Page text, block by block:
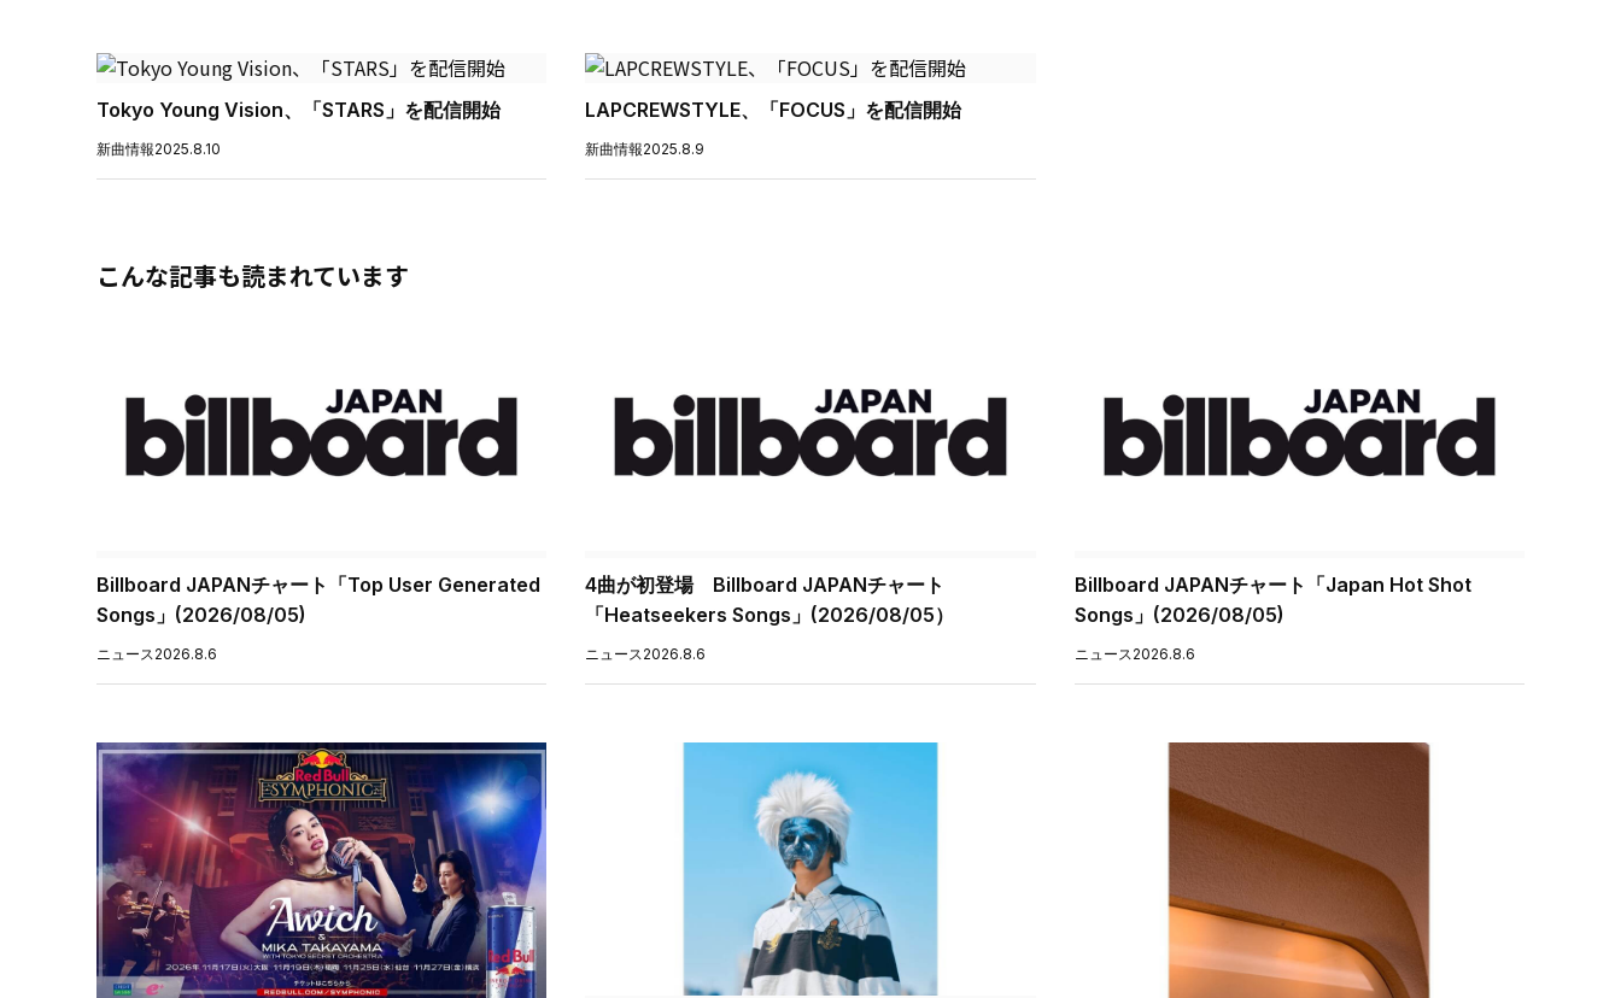
Tokyo Young Vision、「STARS」を配信開始
新曲情報2025.8.10
LAPCREWSTYLE、「FOCUS」を配信開始
新曲情報2025.8.9
こんな記事も読まれています
Billboard JAPANチャート「Top User Generated
Songs」(2026/08/05)
ニュース2026.8.6
4曲が初登場 Billboard JAPANチャート
「Heatseekers Songs」(2026/08/05）
ニュース2026.8.6
Billboard JAPANチャート「Japan Hot Shot
Songs」(2026/08/05)
ニュース2026.8.6